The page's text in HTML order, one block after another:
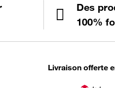
Des
100%
Livraison offerte